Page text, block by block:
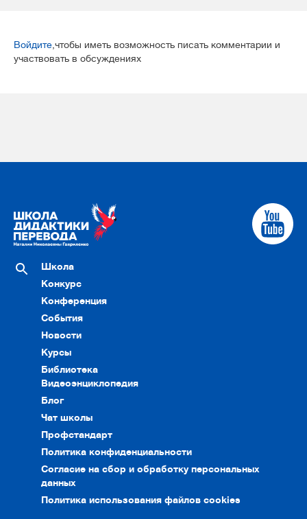
Войдите ,чтобы иметь возможность писать комментарии и
участвовать в обсуждениях
Школа
Конкурс
Конференция
События
Новости
Курсы
Библиотека
Видеоэнциклопедия
Блог
Чат школы
Профстандарт
Политика конфиденциальности
Согласие на сбор и обработку персональных
данных
Политика использования файлов cookies